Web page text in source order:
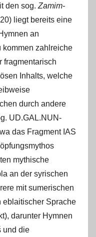
den sog. Zamim-
liegt bereits eine
an
kommen zahlreiche
fragmentarisch
Inhalts, welche
durch andere
UD.GAL.NUN-
das Fragment IAS
mythische
an der syrischen
mit sumerischen
eblaitischer Sprache
darunter Hymnen
und die